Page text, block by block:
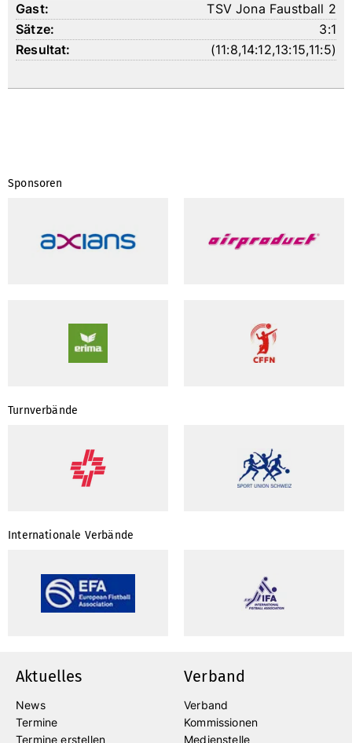
TSV Jona Faustball 2
3:1
(11:8,14:12,13:15,11:5)
Sponsoren
Turnverbände
Internationale Verbände
Aktuelles
News
Termine
Termine erstellen
Verband
Verband
Kommissionen
Medienstelle